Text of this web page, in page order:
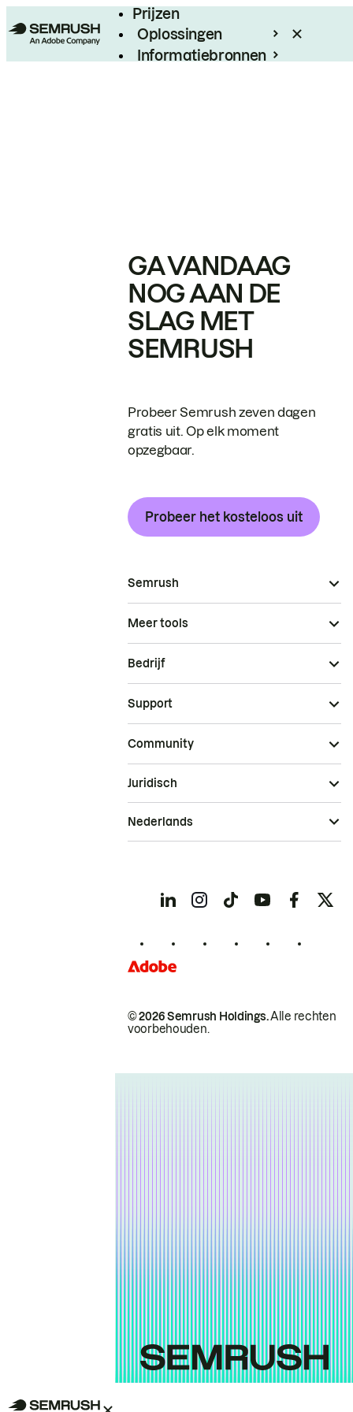
Prijzen
Oplossingen
Informatiebronnen
GA VANDAAG
NOG AAN DE
SLAG MET
SEMRUSH
Probeer Semrush zeven dagen
gratis uit. Op elk moment
opzegbaar.
Probeer het kosteloos uit
Semrush
Meer tools
Bedrijf
Support
Community
© 2026 Semrush Holdings.Alle rechten
voorbehouden.
Juridisch
Nederlands